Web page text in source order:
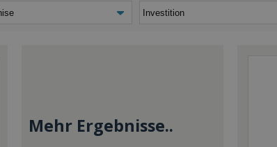
Mehr Ergebnisse..